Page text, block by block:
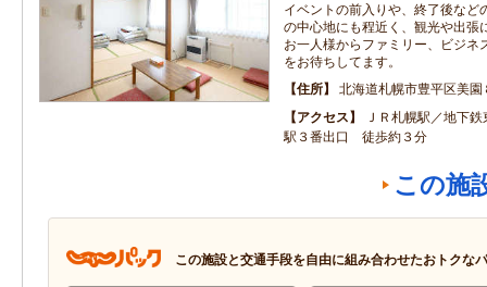
イベントの前入りや、終了後など
の中心地にも程近く、観光や出張
お一人様からファミリー、ビジネ
をお待ちしてます。
住所
北海道札幌市豊平区美園
アクセス
ＪＲ札幌駅／地下
駅３番出口 徒歩約３分
この施
この施設と交通手段を自由に組み合わせたおトクな